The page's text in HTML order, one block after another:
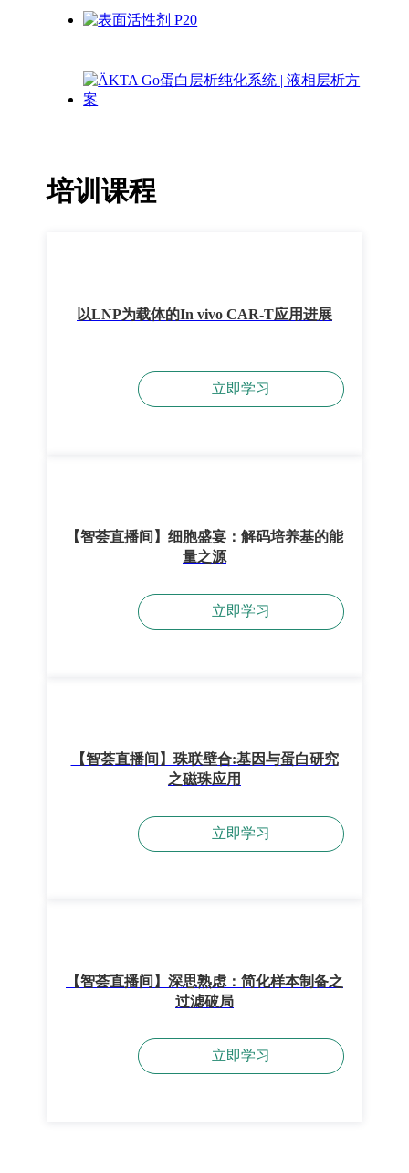
培训课程
以LNP为载体的In vivo CAR-T应用进展
立即学习
【智荟直播间】细胞盛宴：解码培养基的能
量之源
立即学习
【智荟直播间】珠联壁合:基因与蛋白研究
之磁珠应用
立即学习
【智荟直播间】深思熟虑：简化样本制备之
过滤破局
立即学习